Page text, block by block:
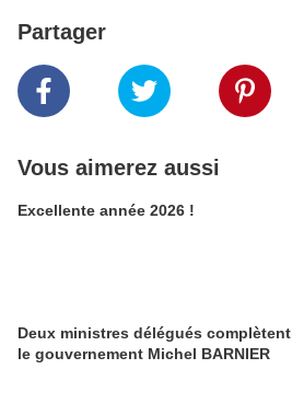
Partager
Vous aimerez aussi
Excellente année 2026 !
Deux ministres délégués complètent
le gouvernement Michel BARNIER